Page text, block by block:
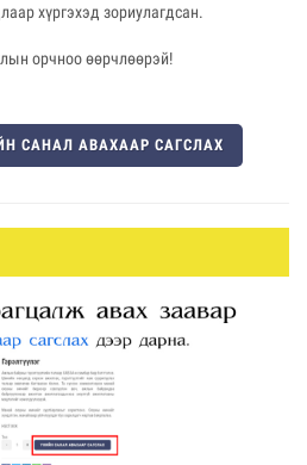
хүргэхэд зориулагдсан.
орчноо өөрчлөөрэй!
САНАЛ АВАХААР САГСЛАХ